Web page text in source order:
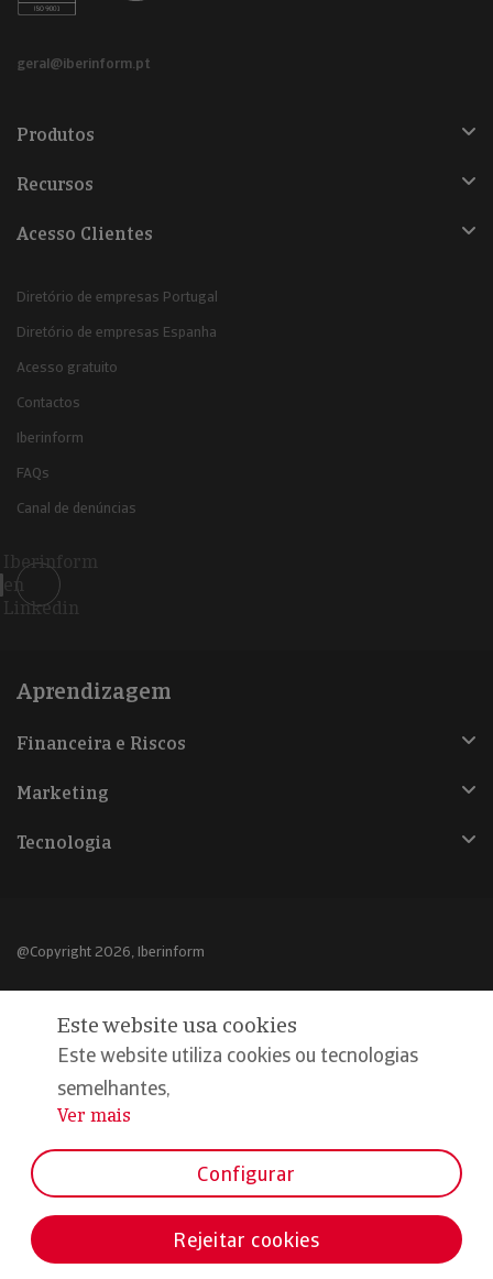
geral@iberinform.pt
Produtos
Recursos
Acesso Clientes
Diretório de empresas Portugal
Diretório de empresas Espanha
Acesso gratuito
Contactos
Iberinform
FAQs
Canal de denúncias
Iberinform
en
Linkedin
Aprendizagem
Financeira e Riscos
Marketing
Tecnologia
@Copyright 2026, Iberinform
Declaração de privacidade
Compromisso qualidade e segurança
Este website usa cookies
Este website utiliza cookies ou tecnologias
semelhantes,
...
Ver mais
Configurar
Rejeitar cookies